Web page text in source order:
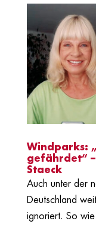
Windparks:
gefährdet“
Staeck
Auch unter der
Deutschland
ignoriert. So